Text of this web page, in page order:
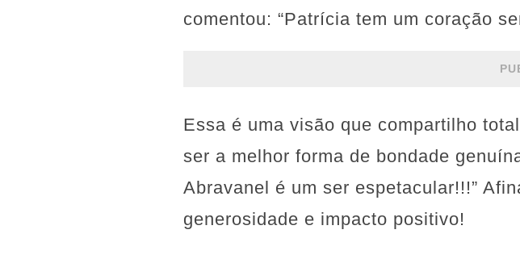
comentou: “Patrícia tem um coração
Essa é uma visão que compartilho
ser a melhor forma de bondade
Abravanel é um ser espetacular!!!”
generosidade e impacto positivo!